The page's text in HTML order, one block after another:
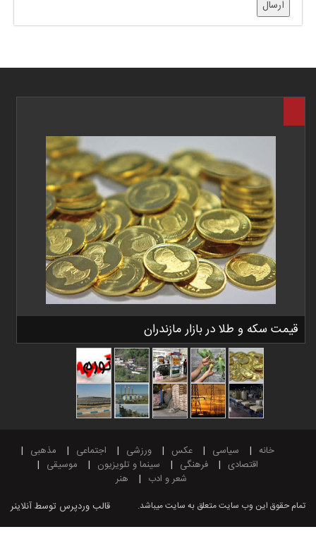
و طلا در بازار مازندران
سیاسی عکس ورزشی اجتماعی
مذهبی
فرهنگی سینما و تلویزیون
موسیقی
هنر
قالب وردپرستوسط آنلاینر وب سایت متعلق به سایت میباشد.